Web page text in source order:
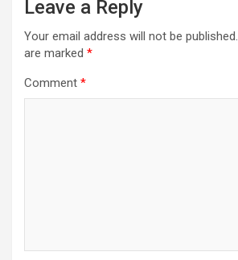
Leave a Reply
Your email address will not be published.
are marked *
Comment *